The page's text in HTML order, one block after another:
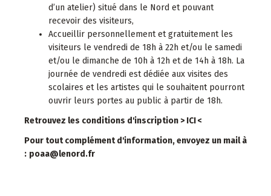
d’un atelier) situé dans le Nord et pouvant
recevoir des visiteurs,
Accueillir personnellement et gratuitement les
visiteurs le vendredi de 18h à 22h et/ou le samedi
et/ou le dimanche de 10h à 12h et de 14h à 18h. La
journée de vendredi est dédiée aux visites des
scolaires et les artistes qui le souhaitent pourront
ouvrir leurs portes au public à partir de 18h.
Retrouvez les conditions d'inscription > ICI <
Pour tout complément d'information, envoyez un mail à
: poaa@lenord.fr